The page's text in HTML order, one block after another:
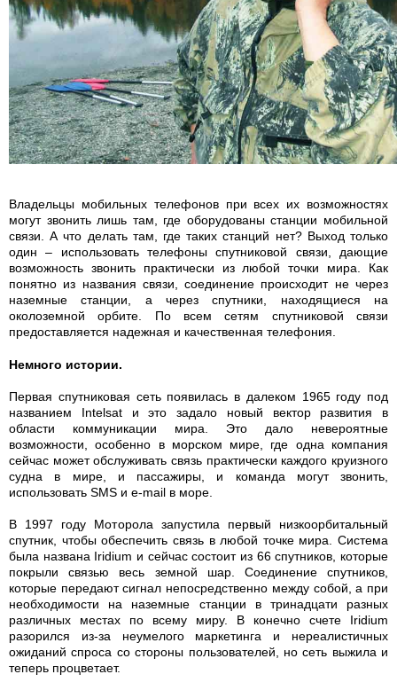
Владельцы мобильных телефонов при всех их возможностях
могут звонить лишь там, где оборудованы станции мобильной
связи. А что делать там, где таких станций нет? Выход только
один – использовать телефоны спутниковой связи, дающие
возможность звонить практически из любой точки мира. Как
понятно из названия связи, соединение происходит не через
наземные станции, а через спутники, находящиеся на
околоземной орбите. По всем сетям спутниковой связи
предоставляется надежная и качественная телефония.
Немного истории.
Первая спутниковая сеть появилась в далеком 1965 году под
названием Intelsat и это задало новый вектор развития в
области коммуникации мира. Это дало невероятные
возможности, особенно в морском мире, где одна компания
сейчас может обслуживать связь практически каждого круизного
судна в мире, и пассажиры, и команда могут звонить,
использовать SMS и e-mail в море.
В 1997 году Моторола запустила первый низкоорбитальный
спутник, чтобы обеспечить связь в любой точке мира. Система
была названа Iridium и сейчас состоит из 66 спутников, которые
покрыли связью весь земной шар. Соединение спутников,
которые передают сигнал непосредственно между собой, а при
необходимости на наземные станции в тринадцати разных
различных местах по всему миру. В конечно счете Iridium
разорился из-за неумелого маркетинга и нереалистичных
ожиданий спроса со стороны пользователей, но сеть выжила и
теперь процветает.